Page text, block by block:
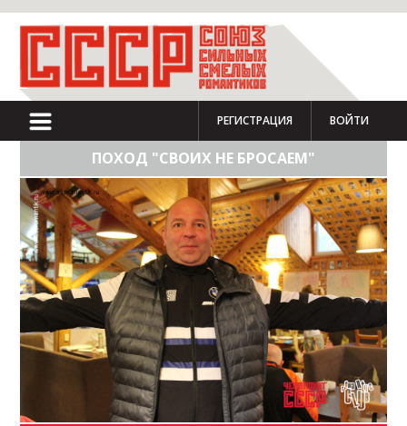
РЕГИСТРАЦИЯ ВОЙТИ
ПОХОД "СВОИХ НЕ БРОСАЕМ"